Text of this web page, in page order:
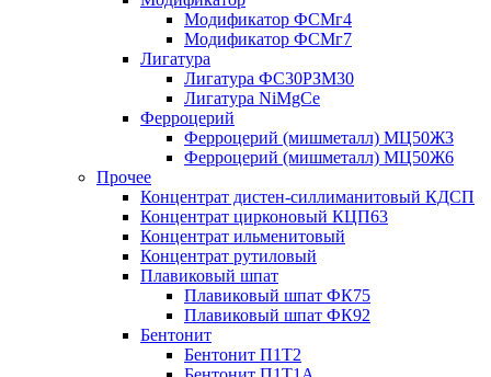
Модификатор ФСМг4
Модификатор ФСМг7
Лигатура
Лигатура ФС30РЗМ30
Лигатура NiMgCe
Ферроцерий
Ферроцерий (мишметалл) МЦ50Ж3
Ферроцерий (мишметалл) МЦ50Ж6
Прочее
Концентрат дистен-силлиманитовый КДСП
Концентрат цирконовый КЦП63
Концентрат ильменитовый
Концентрат рутиловый
Плавиковый шпат
Плавиковый шпат ФК75
Плавиковый шпат ФК92
Бентонит
Бентонит П1Т2